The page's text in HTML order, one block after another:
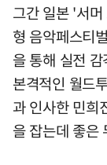
그간 일본 '서
형 음악페스티
을 통해 실전
본격적인 월드
과 인사한 민희
을 잡는데 좋은